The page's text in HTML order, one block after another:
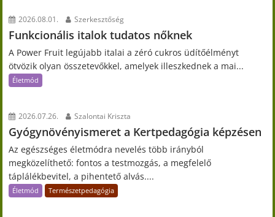
2026.08.01. Szerkesztőség
Funkcionális italok tudatos nőknek
A Power Fruit legújabb italai a zéró cukros üdítőélményt
ötvözik olyan összetevőkkel, amelyek illeszkednek a mai...
Életmód
2026.07.26. Szalontai Kriszta
Gyógynövényismeret a Kertpedagógia képzésen
Az egészséges életmódra nevelés több irányból
megközelíthető: fontos a testmozgás, a megfelelő
táplálékbevitel, a pihentető alvás....
Életmód Természetpedagógia